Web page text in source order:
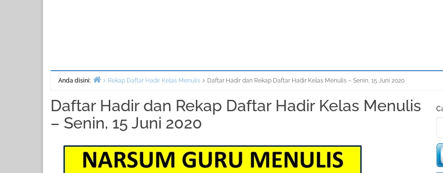
Anda disini:
Rekap Daftar Hadir Kelas Menulis Daftar Hadir dan Rekap Daftar Hadir Kelas Menulis – Senin, 15 Juni 2020
Daftar Hadir dan Rekap Daftar Hadir Kelas Menulis
– Senin, 15 Juni 2020